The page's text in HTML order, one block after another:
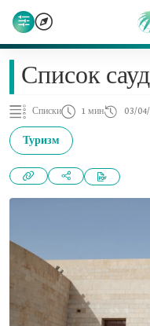
Список
Списки 1 мин 03/
Туризм